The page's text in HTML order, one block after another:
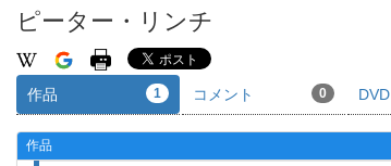
ピーター・リンチ
作品 1 コメント 0 DVD
作品